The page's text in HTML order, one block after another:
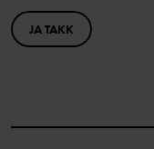
JA TAKK